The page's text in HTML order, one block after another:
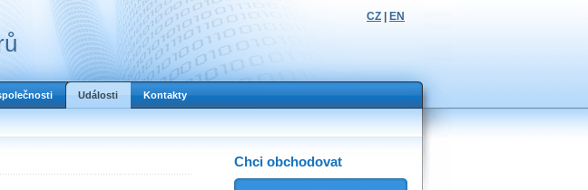
CZ EN
Události Kontakty
Chci obchodovat